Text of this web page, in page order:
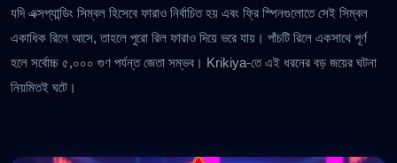
যদি এক্সপ্যান্ডিং সিম্বল হিসেবে ফারাও নির্বাচিত হয় এবং ফ্রি স্পিনগুলোতে সেই সিম্বল
একাধিক রিলে আসে, তাহলে পুরো রিল ফারাও দিয়ে ভরে যায়। পাঁচটি রিলে একসাথে পূর্ণ
হলে সর্বোচ্চ ৫,০০০ গুণ পর্যন্ত জেতা সম্ভব। Krikiya-তে এই ধরনের বড় জয়ের ঘটনা
নিয়মিতই ঘটে।